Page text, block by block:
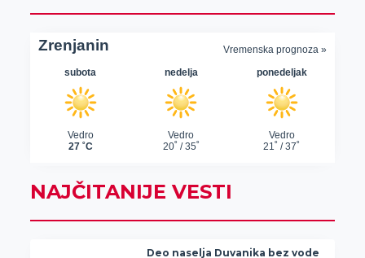
NAJČITANIJE VESTI
Deo naselja Duvanika bez vode